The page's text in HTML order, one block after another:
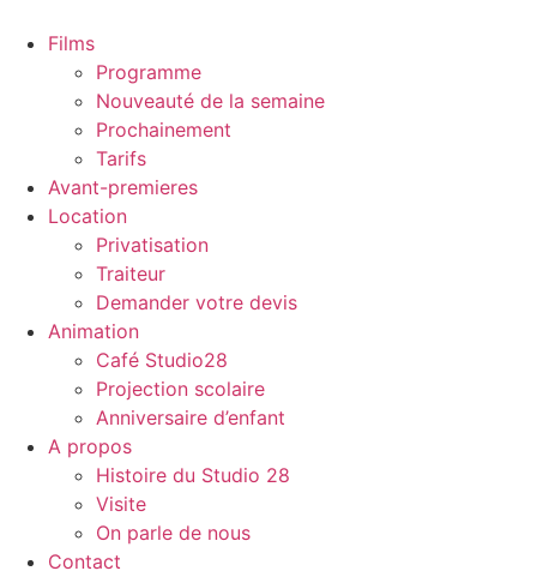
Films
Programme
Nouveauté de la semaine
Prochainement
Tarifs
Avant-premieres
Location
Privatisation
Traiteur
Demander votre devis
Animation
Café Studio28
Projection scolaire
Anniversaire d’enfant
A propos
Histoire du Studio 28
Visite
On parle de nous
Contact